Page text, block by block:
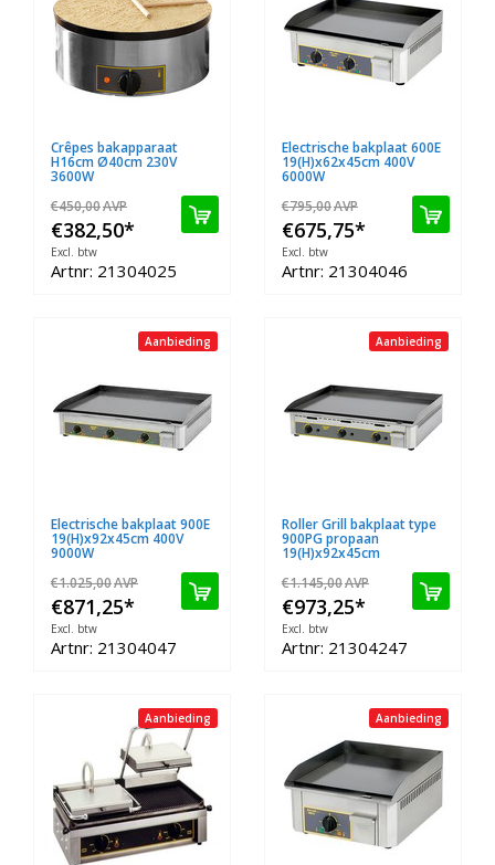
Crêpes bakapparaat
H16cm Ø40cm 230V
3600W
€450,00AVP
€382,50*
Excl. btw
Artnr: 21304025
Electrische bakplaat 600E
19(H)x62x45cm 400V
6000W
€795,00AVP
€675,75*
Excl. btw
Artnr: 21304046
Aanbieding
Electrische bakplaat 900E
19(H)x92x45cm 400V
9000W
€1.025,00AVP
€871,25*
Excl. btw
Artnr: 21304047
Aanbieding
Roller Grill bakplaat type
900PG propaan
19(H)x92x45cm
€1.145,00AVP
€973,25*
Excl. btw
Artnr: 21304247
Aanbieding Aanbieding